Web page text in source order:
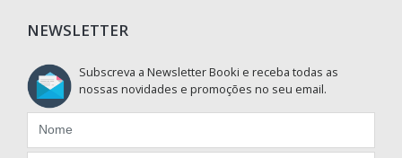
NEWSLETTER
Subscreva a Newsletter Booki e receba todas as
nossas novidades e promoções no seu email.